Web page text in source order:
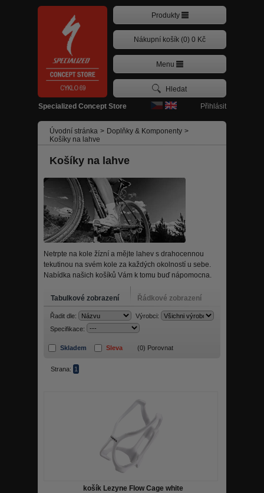
Specialized Concept Store Přihlásit
Produkty
Nákupní košík (0) 0 Kč
Menu
Úvodní stránka > Doplňky & Komponenty >
Košíky na lahve
Košíky na lahve
Netrpte na kole žízní a mějte lahev s drahocennou
tekutinou na svém kole za každých okolností u sebe.
Nabídka našich košíků Vám k tomu buď nápomocna.
Tabulkové zobrazení Řádkové zobrazení
Řadit dle:
Výrobci:
Specifikace:
Skladem Sleva (0) Porovnat
Strana: 1
košík Lezyne Flow Cage white